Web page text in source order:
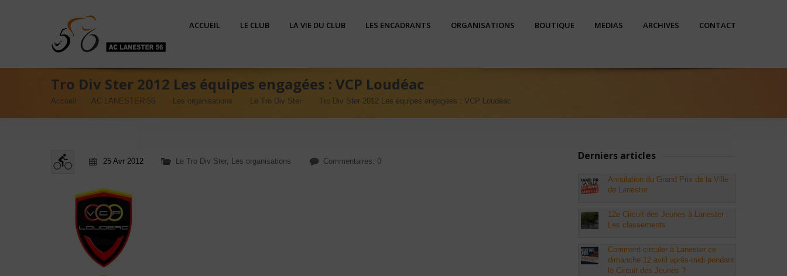
ACCUEIL LE CLUB LA VIE DU CLUB LES ENCADRANTS ORGANISATIONS BOUTIQUE MEDIAS ARCHIVES CONTACT
Tro Div Ster 2012 Les équipes engagées : VCP Loudéac
Accueil AC LANESTER 56 Les organisations Le Tro Div Ster Tro Div Ster 2012 Les équipes engagées : VCP Loudéac
25 Avr 2012 Le Tro Div Ster, Les organisations Commentaires: 0 Derniers articles
Annulation du Grand Prix de la Ville
de Lanester
12e Circuit des Jeunes à Lanester :
Les classements
Comment circuler à Lanester ce
dimanche 12 avril après-midi pendant
le Circuit des Jeunes ?